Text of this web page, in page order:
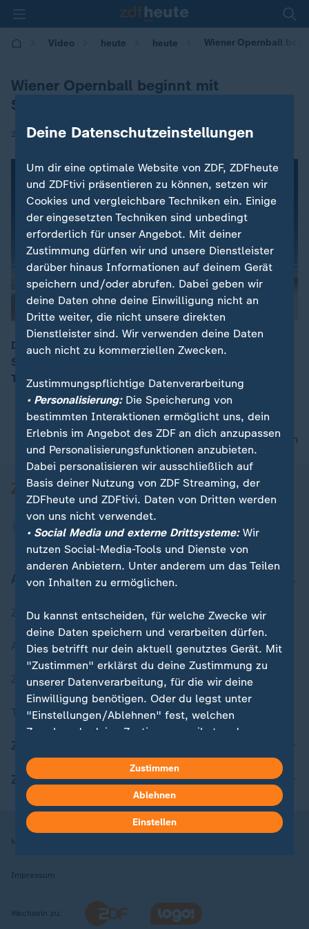
Video heute heute Wiener Opernball
Wiener Opernball beginnt mit
Schweigeminute
24.02.2017 | 09:09
Der Wiener Opernball ist gestern erstmals mit einer
Schweigeminute eröffnet worden - anlässlich des
Todes von Gesundheitsministerin Oberhauser.
nach oben
Aktuell bei ZDFheute
Zuletzt veröffentlicht
Aktuelle Sendungs-Videos
ZDFheute Stories
Themen im Überblick
ZDFheute Apps
Nutzungsbedingungen
Impressum
Wechseln zu:
Deine Datenschutzeinstellungen
Um dir eine optimale Website von ZDF, ZDFheute
und ZDFtivi präsentieren zu können, setzen wir
Cookies und vergleichbare Techniken ein. Einige
der eingesetzten Techniken sind unbedingt
erforderlich für unser Angebot. Mit deiner
Zustimmung dürfen wir und unsere Dienstleister
darüber hinaus Informationen auf deinem Gerät
speichern und/oder abrufen. Dabei geben wir
deine Daten ohne deine Einwilligung nicht an
Dritte weiter, die nicht unsere direkten
Dienstleister sind. Wir verwenden deine Daten
auch nicht zu kommerziellen Zwecken.
Zustimmungspflichtige Datenverarbeitung
• Personalisierung:Die Speicherung von
bestimmten Interaktionen ermöglicht uns, dein
Erlebnis im Angebot des ZDF an dich anzupassen
und Personalisierungsfunktionen anzubieten.
Dabei personalisieren wir ausschließlich auf
Basis deiner Nutzung von ZDF Streaming, der
ZDFheute und ZDFtivi. Daten von Dritten werden
von uns nicht verwendet.
• Social Media und externe Drittsysteme:Wir
nutzen Social-Media-Tools und Dienste von
anderen Anbietern. Unter anderem um das Teilen
von Inhalten zu ermöglichen.
Du kannst entscheiden, für welche Zwecke wir
deine Daten speichern und verarbeiten dürfen.
Dies betrifft nur dein aktuell genutztes Gerät. Mit
"Zustimmen" erklärst du deine Zustimmung zu
unserer Datenverarbeitung, für die wir deine
Einwilligung benötigen. Oder du legst unter
"Einstellungen/Ablehnen" fest, welchen
Zwecken du deine Zustimmung gibst und
kannst du jederzeit mit Wirkung für die Zukunft
in deinen Einstellungen widerrufen oder ändern.
Hier findest du das Impressum.
Weitere Informationen findest du in unserer
Zustimmen
Ablehnen
Einstellen